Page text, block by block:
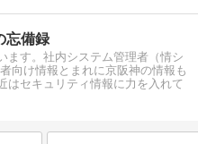
忘備録
ます。社内システム管理者（情シ
向け情報とまれに京阪神の情報も
はセキュリティ情報に力を入れて